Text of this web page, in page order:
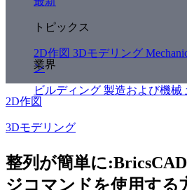
トピックス
2D作図 3Dモデリング
ン
業界
ビルディング 製造および機械
2D作図
3Dモデリング
整列が簡単に:BricsCAD
ジコマンドを使用する